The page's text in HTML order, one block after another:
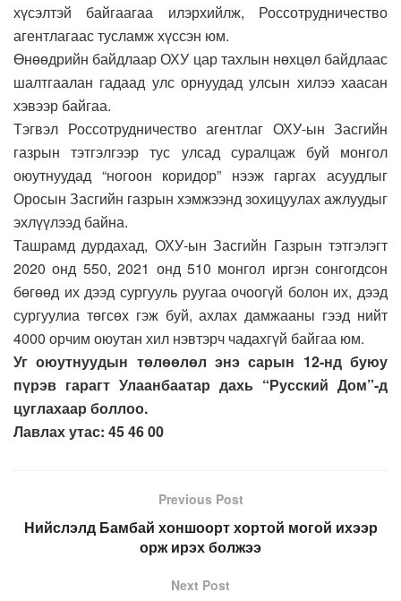
хүсэлтэй байгаагаа илэрхийлж, Россотрудничество
агентлагаас тусламж хүссэн юм.
Өнөөдрийн байдлаар ОХУ цар тахлын нөхцөл байдлаас
шалтгаалан гадаад улс орнуудад улсын хилээ хаасан
хэвээр байгаа.
Тэгвэл Россотрудничество агентлаг ОХУ-ын Засгийн
газрын тэтгэлгээр тус улсад суралцаж буй монгол
оюутнуудад “ногоон коридор” нээж гаргах асуудлыг
Оросын Засгийн газрын хэмжээнд зохицуулах ажлуудыг
эхлүүлээд байна.
Ташрамд дурдахад, ОХУ-ын Засгийн Газрын тэтгэлэгт
2020 онд 550, 2021 онд 510 монгол иргэн сонгогдсон
бөгөөд их дээд сургууль руугаа очоогүй болон их, дээд
сургуулиа төгсөх гэж буй, ахлах дамжааны гээд нийт
4000 орчим оюутан хил нэвтэрч чадахгүй байгаа юм.
Уг оюутнуудын төлөөлөл энэ сарын 12-нд буюу
пүрэв гарагт Улаанбаатар дахь “Русский Дом”-д
цуглахаар боллоо.
Лавлах утас: 45 46 00
Previous Post
Нийслэлд Бамбай хоншоорт хортой могой ихээр
орж ирэх болжээ
Next Post